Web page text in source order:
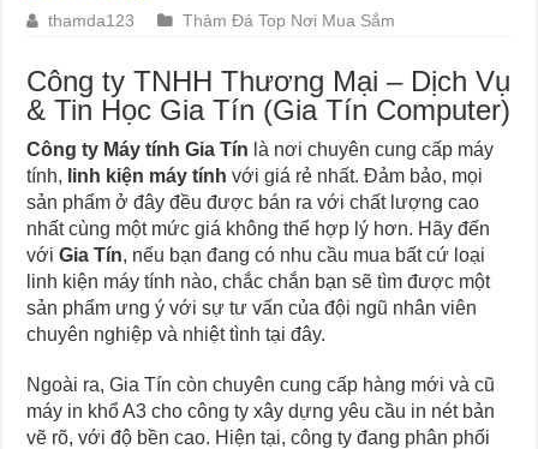
thamda123 Thảm Đá Top Nơi Mua Sắm
Công ty TNHH Thương Mại – Dịch Vụ
& Tin Học Gia Tín (Gia Tín Computer)
Công ty Máy tính Gia Tín là nơi chuyên cung cấp máy
tính, linh kiện máy tính với giá rẻ nhất. Đảm bảo, mọi
sản phẩm ở đây đều được bán ra với chất lượng cao
nhất cùng một mức giá không thể hợp lý hơn. Hãy đến
vớiGia Tín, nếu bạn đang có nhu cầu mua bất cứ loại
linh kiện máy tính nào, chắc chắn bạn sẽ tìm được một
sản phẩm ưng ý với sự tư vấn của đội ngũ nhân viên
chuyên nghiệp và nhiệt tình tại đây.
Ngoài ra, Gia Tín còn chuyên cung cấp hàng mới và cũ
máy in khổ A3 cho công ty xây dựng yêu cầu in nét bản
vẽ rõ, với độ bền cao. Hiện tại, công ty đang phân phối